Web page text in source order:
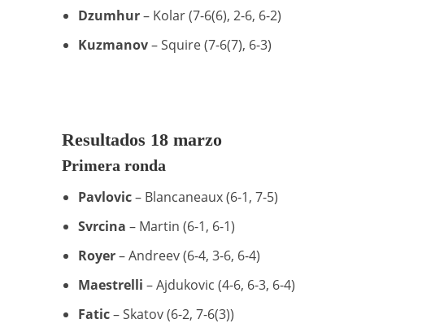
Dzumhur– Kolar (7-6(6), 2-6, 6-2)
Kuzmanov– Squire (7-6(7), 6-3)
Resultados 18 marzo
Primera ronda
Pavlovic– Blancaneaux (6-1, 7-5)
Svrcina – Martin (6-1, 6-1)
Royer– Andreev (6-4, 3-6, 6-4)
Maestrelli – Ajdukovic (4-6, 6-3, 6-4)
Fatic– Skatov (6-2, 7-6(3))